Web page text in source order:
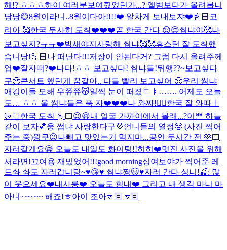
해!? ㅎㅎㅎ하이 여러분 보여줬었던가...? 앨범보다가 올려봅니
당당😊8월이라니..8월이다아!!!!❤️ 알차게 보내보쟈❤️🤟🏻 코
리아 🥰한국 무사히 도착❤️❤️❤️곧 한국 간다 😌😌썸냐야🥰나
보고싶지?ㅠㅠ❤️밤새야지 사랑해 썸냐🥰🥰휴스턴 잘 도착했
습니당!🫰🏻나 떠난다!!!저장이 안된다거? 그럼 다시 올려주께
엽❤️잘자떠?❤️나다!ㅎㅎ 보고싶다! 썸냐들!뭐행??~보고싶다
구🥹콘서트 했던게 꿈같아.. 다들 빨리 보고싶어 🥺우리 썸냐
애깅이들 모해 우쮸쮸😽일찍 눈이 떠졌ㄷㅑ……. 어제도 오늘
도… ㅎㅎ 울 썸냐들은 푹 자❤️❤️❤️나 와짜!🙋‍♀️한국 잘 와따ㅏ
🤟🏻한국 도착 🫰🏻😉😆내 얼굴 가까이에서 볼래...?이쁜 하늘
같이 보자💕웅 썸냐 사랑한다구💜언니들의 열정😤 (사진 찍어
주는 중)윙쿠😉나빼고 맛있는거 먹지마...공연 두시간 전 🫶🏻
자러갈게요😪 오늘도 내일도 화이팅!!히히❤️멋진 사진을 위해
서라면!끄여용 재밌었어!!!good morning싱여보야가 찍어준 레
드솨 솨도 자러갑니당~♥️😘♥️ 썸냐짱😽♥️자러 간다 싱니!🍒: 많
이 웃으세요❤️내사룽❤️ 오늘도 힘내❤️ 그리고 내 생각 마니 마
아니~~~~~ 해죠!ㅎ아이 조아🤜🏻🤛🏻